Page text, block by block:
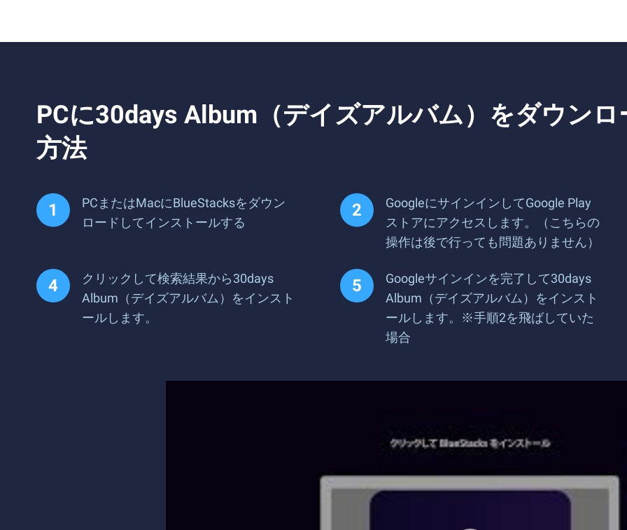
PCに30days Album（デイズアルバム）をダウン
方法
PCまたはMacにBlueStacksをダウン
ロードしてインストールする
GoogleにサインインしてGoogle Play
ストアにアクセスします。（こちらの
操作は後で行っても問題ありません）
クリックして検索結果から30days
Album（デイズアルバム）をインスト
ールします。
Googleサインインを完了して30days
Album（デイズアルバム）をインスト
ールします。※手順2を飛ばしていた
場合